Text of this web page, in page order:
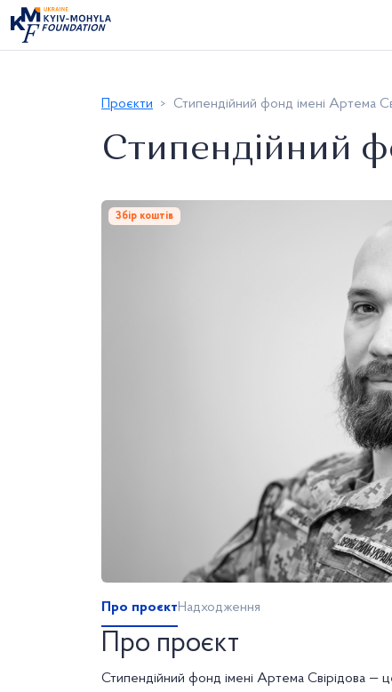
Проєкти Стипендійний фонд імені Артема
Стипендійний
Збір коштів
Про проєктНадходження
Про проєкт
Стипендійний фонд імені Артема Свірідова —